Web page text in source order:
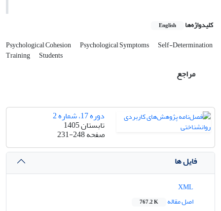
کلیدواژه‌ها English
Psychological Cohesion Psychological Symptoms Self-Determination
Training Students
مراجع
دوره 17، شماره 2
تابستان 1405
صفحه231-248
فایل ها
اصل مقاله
767.2 K